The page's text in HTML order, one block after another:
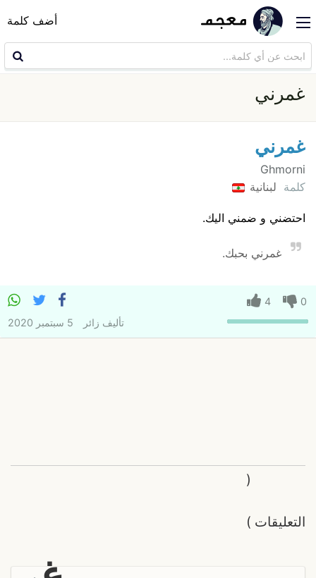
أضف كلمة
غمرني
غمرني
Ghmorni
كلمة لبنانية
احتضني و ضمني اليك.
غمرني بحبك.
0
4
تأليف زائر 5 سبتمبر 2020
التعليقات
(
)